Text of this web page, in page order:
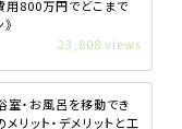
用800万円でどこまで
23,808 views
室・お風呂を移動でき
リット・デメリットと工